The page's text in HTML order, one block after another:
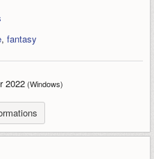
, fantasy
2022(Windows)